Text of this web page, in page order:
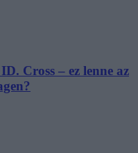
Cross – ez lenne az